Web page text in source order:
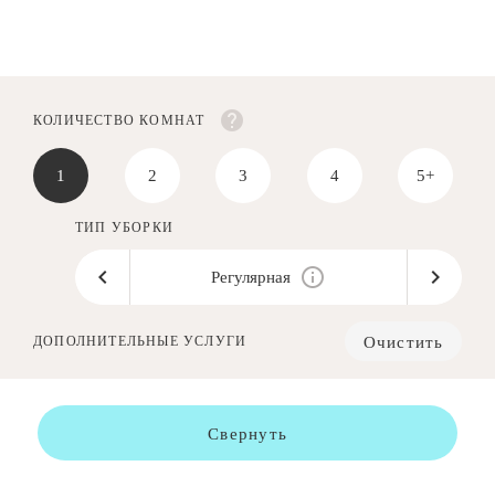
КОЛИЧЕСТВО КОМНАТ
1 2 3 4 5+
ТИП УБОРКИ
Регулярная
ДОПОЛНИТЕЛЬНЫЕ УСЛУГИ Очистить
Свернуть